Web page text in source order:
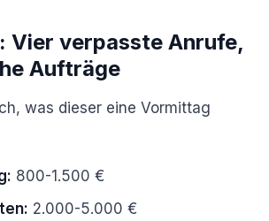
Vier verpasste Anrufe,
Aufträge
was dieser eine Vormittag
800-1.500 €
2.000-5.000 €